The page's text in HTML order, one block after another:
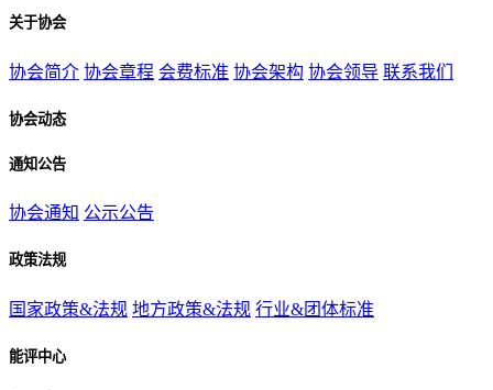
关于协会
协会简介 协会章程 会费标准 协会架构 协会领导 联系我们
协会动态
通知公告
协会通知 公示公告
政策法规
国家政策&法规 地方政策&法规 行业&团体标准
能评中心